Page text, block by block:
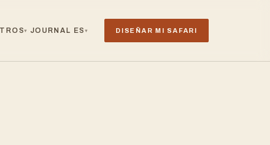
▾ JOURNAL ES ▾ DISEÑAR MI SAFARI